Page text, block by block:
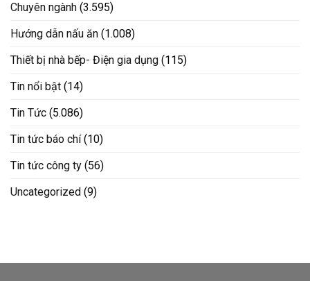
Chuyên ngành (3.595)
Hướng dẫn nấu ăn (1.008)
Thiết bị nhà bếp- Điện gia dụng (115)
Tin nổi bật (14)
Tin Tức (5.086)
Tin tức báo chí(10)
Tin tức công ty (56)
Uncategorized (9)